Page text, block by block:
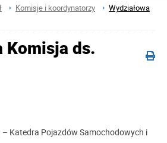
Komisje i koordynatorzy
Wydziałowa
Komisja ds.
– Katedra Pojazdów Samochodowych i